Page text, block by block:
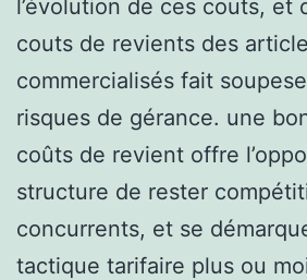
l’évolution de ces couts, et
couts de revients des
commercialisés fait
risques de gérance. une
coûts de revient offre
structure de rester
concurrents, et se
tactique tarifaire plus ou